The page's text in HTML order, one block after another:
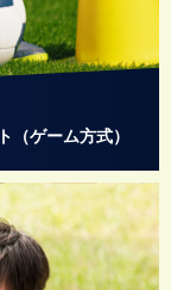
（ゲーム方式）